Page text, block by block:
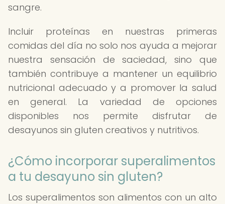
sangre.
Incluir proteínas en nuestras primeras
comidas del día no solo nos ayuda a mejorar
nuestra sensación de saciedad, sino que
también contribuye a mantener un equilibrio
nutricional adecuado y a promover la salud
en general. La variedad de opciones
disponibles nos permite disfrutar de
desayunos sin gluten creativos y nutritivos.
¿Cómo incorporar superalimentos
a tu desayuno sin gluten?
Los superalimentos son alimentos con un alto